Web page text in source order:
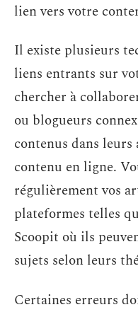
lien vers votre
Il existe plusieurs
liens entrants sur
chercher à
ou blogueurs
contenus dans
contenu en ligne.
régulièrement vos
plateformes telles
Scoopit où ils
sujets selon leurs
Certaines erreurs